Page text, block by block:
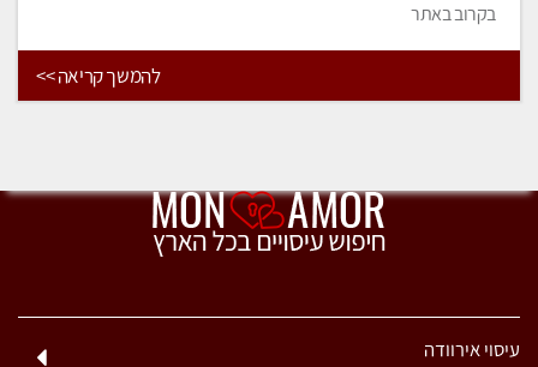
בקרוב באתר
להמשך קריאה >>
עיסוי אירוודה